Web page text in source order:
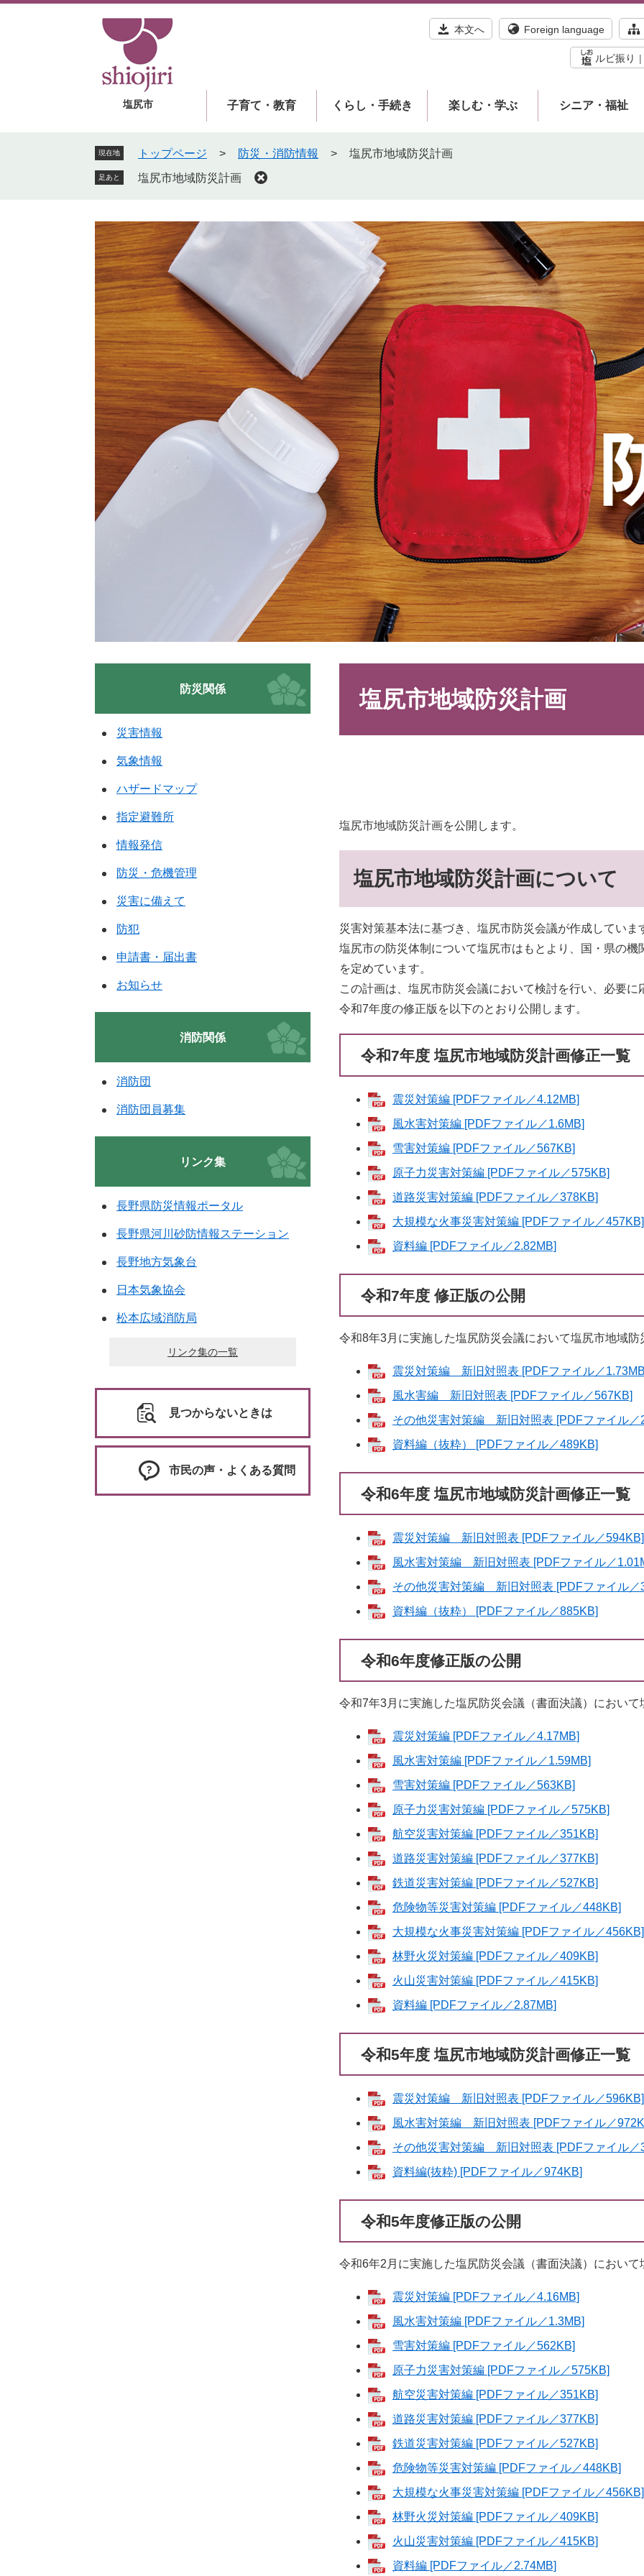
塩尻市
本文へ Foreign language
ルビ振り
子育て・教育 くらし・手続き 楽しむ・学ぶ シニア・福祉
現在地 トップページ > 防災・消防情報 > 塩尻市地域防災計画
足あと 塩尻市地域防災計画
塩尻市地域防災計画
塩尻市地域防災計画を公開します。
塩尻市地域防災計画について
災害対策基本法に基づき、塩尻市防災会議が作成していま
塩尻市の防災体制について塩尻市はもとより、国・県の
を定めています。
この計画は、塩尻市防災会議において検討を行い、必要に
令和7年度の修正版を以下のとおり公開します。
令和7年度 塩尻市地域防災計画修正一覧
震災対策編 [PDFファイル／4.12MB]
風水害対策編 [PDFファイル／1.6MB]
雪害対策編 [PDFファイル／567KB]
原子力災害対策編 [PDFファイル／575KB]
道路災害対策編 [PDFファイル／378KB]
大規模な火事災害対策編 [PDFファイル／457KB]
資料編 [PDFファイル／2.82MB]
令和7年度 修正版の公開
令和8年3月に実施した塩尻防災会議において塩尻市地域防
震災対策編 新旧対照表 [PDFファイル／
風水害編 新旧対照表 [PDFファイル／567KB]
その他災害対策編 新旧対照表 [PDFファイル／
資料編（抜粋） [PDFファイル／489KB]
令和6年度 塩尻市地域防災計画修正一覧
震災対策編 新旧対照表 [PDFファイル／594KB]
風水害対策編 新旧対照表 [PDFファイル／
その他災害対策編 新旧対照表 [PDFファイル／
資料編（抜粋） [PDFファイル／885KB]
令和6年度修正版の公開
令和7年3月に実施した塩尻防災会議（書面決議）において
震災対策編 [PDFファイル／4.17MB]
風水害対策編 [PDFファイル／1.59MB]
雪害対策編 [PDFファイル／563KB]
原子力災害対策編 [PDFファイル／575KB]
航空災害対策編 [PDFファイル／351KB]
道路災害対策編 [PDFファイル／377KB]
鉄道災害対策編 [PDFファイル／527KB]
危険物等災害対策編 [PDFファイル／448KB]
大規模な火事災害対策編 [PDFファイル／456KB]
林野火災対策編 [PDFファイル／409KB]
火山災害対策編 [PDFファイル／415KB]
資料編 [PDFファイル／2.87MB]
令和5年度 塩尻市地域防災計画修正一覧
震災対策編 新旧対照表 [PDFファイル／596KB]
風水害対策編 新旧対照表 [PDFファイル／
その他災害対策編 新旧対照表 [PDFファイル／
資料編(抜粋) [PDFファイル／974KB]
令和5年度修正版の公開
令和6年2月に実施した塩尻防災会議（書面決議）において
震災対策編 [PDFファイル／4.16MB]
風水害対策編 [PDFファイル／1.3MB]
雪害対策編 [PDFファイル／562KB]
原子力災害対策編 [PDFファイル／575KB]
航空災害対策編 [PDFファイル／351KB]
道路災害対策編 [PDFファイル／377KB]
鉄道災害対策編 [PDFファイル／527KB]
危険物等災害対策編 [PDFファイル／448KB]
大規模な火事災害対策編 [PDFファイル／456KB]
林野火災対策編 [PDFファイル／409KB]
火山災害対策編 [PDFファイル／415KB]
資料編 [PDFファイル／2.74MB]
防災関係
災害情報
気象情報
ハザードマップ
指定避難所
情報発信
防災・危機管理
災害に備えて
防犯
申請書・届出書
お知らせ
消防関係
消防団
消防団員募集
リンク集
長野県防災情報ポータル
長野県河川砂防情報ステーション
長野地方気象台
日本気象協会
松本広域消防局
リンク集の一覧
見つからないときは
市民の声・よくある質問